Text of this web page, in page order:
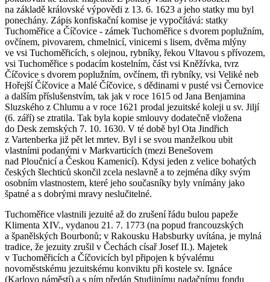
na základě královské výpovědi z 13. 6. 1623 a jeho statky mu byl
ponechány. Zápis konfiskační komise je vypočítává: statky
Tuchoměřice a Číčovice - zámek Tuchoměřice s dvorem poplužním,
ovčínem, pivovarem, chmelnicí, vinicemi s lisem, dvěma mlýny
ve vsi Tuchoměřicích, s olejnou, rybníky, řekou Vltavou s přívozem,
vsi Tuchoměřice s podacím kostelním, část vsi Kněžívka, tvrz
Číčovice s dvorem poplužním, ovčínem, tři rybníky, vsi Veliké neb
Hořejší Číčovice a Malé Číčovice, s dědinami v pusté vsi Černovice
a dalším příslušenstvím, tak jak v roce 1615 od Jana Benjamina
Sluzského z Chlumu a v roce 1621 prodal jezuitské koleji u sv. Jiljí
(6. září) se ztratila. Tak byla kopie smlouvy dodatečně vložena
do Desk zemských 7. 10. 1630. V té době byl Ota Jindřich
z Vartenberka již pět let mrtev. Byl i se svou manželkou ubit
vlastními podanými v Markvarticích (mezi Benešovem
nad Ploučnicí a Českou Kamenicí). Kdysi jeden z velice bohatých
českých šlechticů skončil zcela neslavně a to zejména díky svým
osobním vlastnostem, které jeho současníky byly vnímány jako
špatné a s dobrými mravy neslučitelné.
Tuchoměřice vlastnili jezuité až do zrušení řádu bulou papeže
Klimenta XIV., vydanou 21. 7. 1773 (na popud francouzských
a španělských Bourbonů; v Rakousku Habsburky uvítána, je mylná
tradice, že jezuity zrušil v Čechách císař Josef II.). Majetek
v Tuchoměřicích a Číčovicích byl připojen k bývalému
novoměstskému jezuitskému konviktu při kostele sv. Ignáce
(Karlovo náměstí) a s ním předán Studijnímu nadačnímu fondu